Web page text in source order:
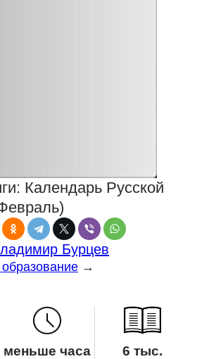
Календарь Русской
Бурцев
→
меньше часа 6 тыс.